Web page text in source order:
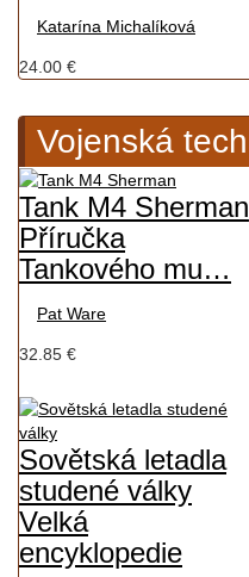
Katarína Michalíková
24.00 €
Vojenská
Tank M4 Sherman
Příručka
Tankového mu…
Pat Ware
32.85 €
Sovětská letadla
studené války
Velká
encyklopedie